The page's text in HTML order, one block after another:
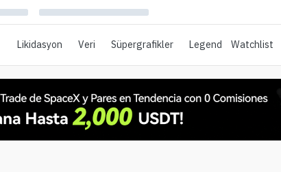
Likidasyon Veri Süpergrafikler Legend Watchlist